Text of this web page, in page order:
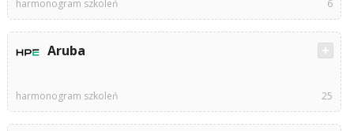
harmonogram szkoleń 6
Aruba
harmonogram szkoleń 25